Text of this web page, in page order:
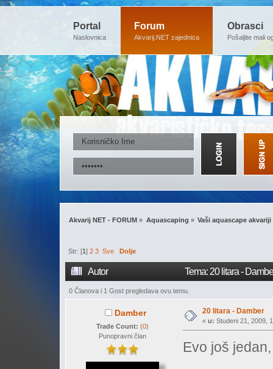
Portal
Naslovnica
Forum
Akvarij.NET zajednica
Obrasci
Pošaljite mali
Akvarij NET - FORUM » Aquascaping » Vaši aquascape akvariji
Str: [1]2 3 Sve Dolje
Autor Tema: 20 litara -
0 Članova i 1 Gost pregledava ovu temu.
Damber
Trade Count: (0)
Punopravni član
20 litara - Damber
« u: Studeni 21, 2009,
Evo još